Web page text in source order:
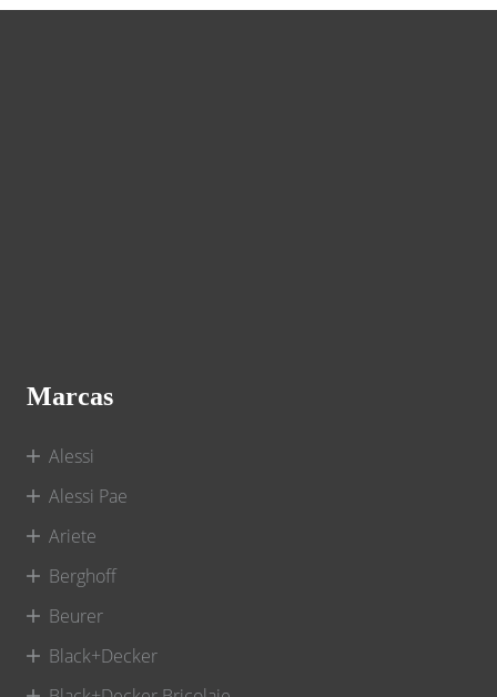
Marcas
Alessi
Alessi Pae
Ariete
Berghoff
Beurer
Black+Decker